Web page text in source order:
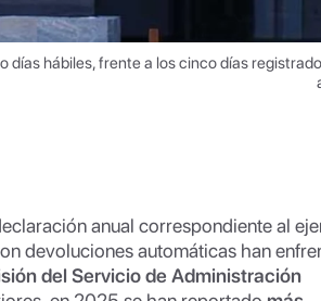
días hábiles, frente a los cinco días
anual correspondiente al
devoluciones automáticas han
del Servicio de Administración